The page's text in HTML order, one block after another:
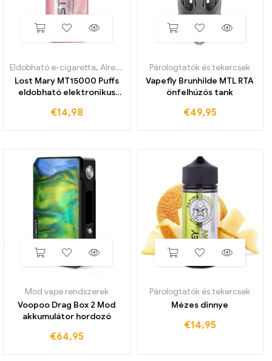
Eldobható e-cigaretta, Alrendszer
Lost Mary MT15000 Puffs
eldobható elektronikus
€14,98
Párologtatók és tekercsek
Vapefly Brunhilde MTL RTA
önfelhúzós tank
€49,95
Mod vape rendszerek
Voopoo Drag Box 2 Mod
akkumulátor hordozó
€64,95
Párologtatók és tekercsek
Mézes dinnye
€14,95